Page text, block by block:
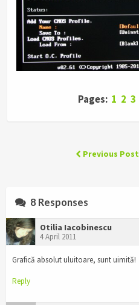
Pages: 1 2 3
Previous Post
8 Responses
Otilia Iacobinescu
4 April 2011
Grafică absolut uluitoare, sunt uimită!
Reply